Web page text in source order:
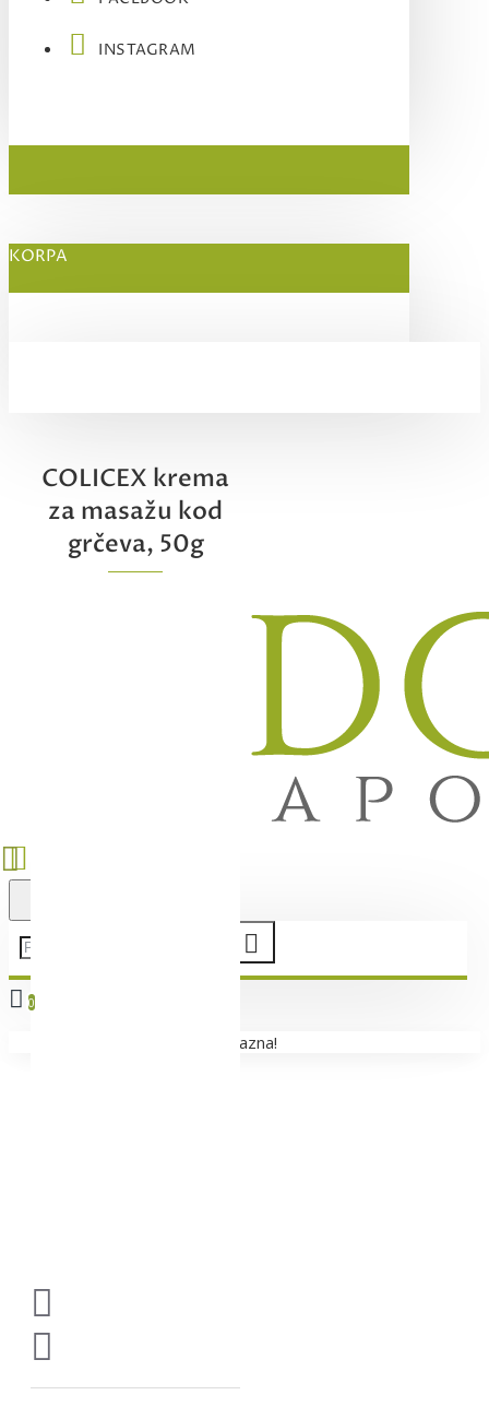
INSTAGRAM
KORPA
0
Vaša korpa je još uvek prazna!
COLICEX krema
za masažu kod
grčeva, 50g